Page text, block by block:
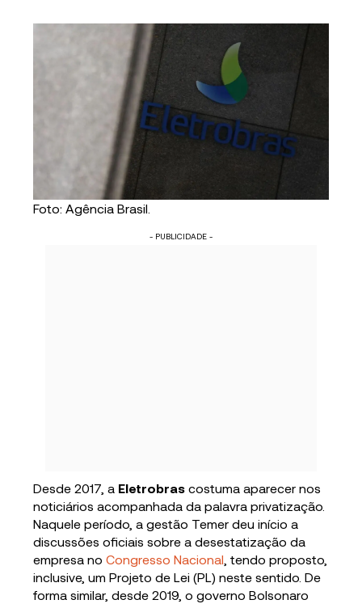
Foto: Agência Brasil.
- PUBLICIDADE -
Desde 2017, a Eletrobras costuma aparecer nos
noticiários acompanhada da palavra privatização.
Naquele período, a gestão Temer deu início a
discussões oficiais sobre a desestatização da
empresa noCongresso Nacional , tendo proposto,
inclusive, um Projeto de Lei (PL) neste sentido. De
forma similar, desde 2019, o governo Bolsonaro